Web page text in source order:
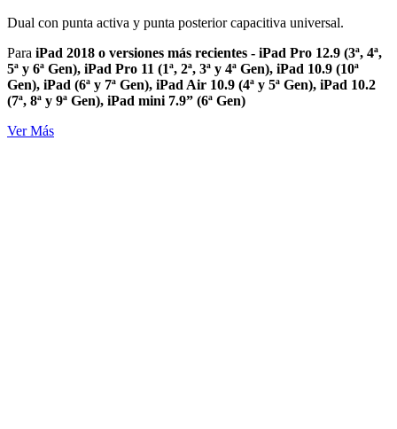
Dual con punta activa y punta posterior capacitiva universal.
Para iPad 2018 o versiones más recientes - iPad Pro 12.9 (3ª, 4ª,
5ª y 6ª Gen), iPad Pro 11 (1ª, 2ª, 3ª y 4ª Gen), iPad 10.9 (10ª
Gen), iPad (6ª y 7ª Gen), iPad Air 10.9 (4ª y 5ª Gen), iPad 10.2
(7ª, 8ª y 9ª Gen), iPad mini 7.9” (6ª Gen)
Ver Más